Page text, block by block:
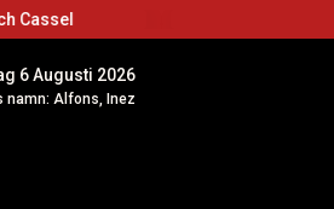
6 Augusti 2026
namn: Alfons, Inez